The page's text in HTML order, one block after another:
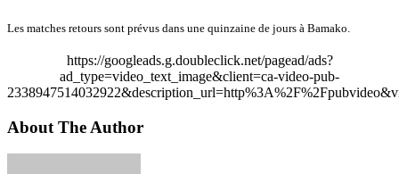
Les matches retours sont prévus dans une quinzaine de jours à Bamako.
https://googleads.g.doubleclick.net/pagead/ads?
ad_type=video_text_image&client=ca-video-pub-
About The Author